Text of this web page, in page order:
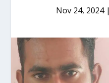
Nov 24, 2024|